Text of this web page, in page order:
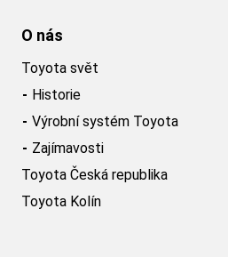
O nás
Toyota svět
Historie
Výrobní systém Toyota
Zajímavosti
Toyota Česká republika
Toyota Kolín